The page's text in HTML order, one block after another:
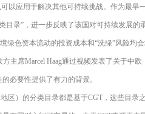
以应用于解决其他可持续挑战。作为最早
目录”，进一步反映了该国对可持续发展的
绿色资本流动的投资成本和“洗绿”风险均
方主席Marcel Haag通过视频发表了关于中欧
必要性提供了有力的背景。
区）的分类目录都是基于CGT ，这些目录